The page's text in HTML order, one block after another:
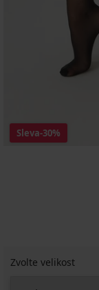
Sleva-30%
Zvolte velikost